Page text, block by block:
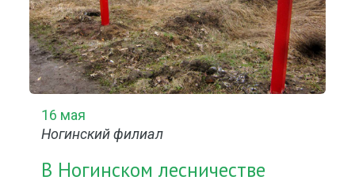
16 мая
Ногинский филиал
В Ногинском лесничестве